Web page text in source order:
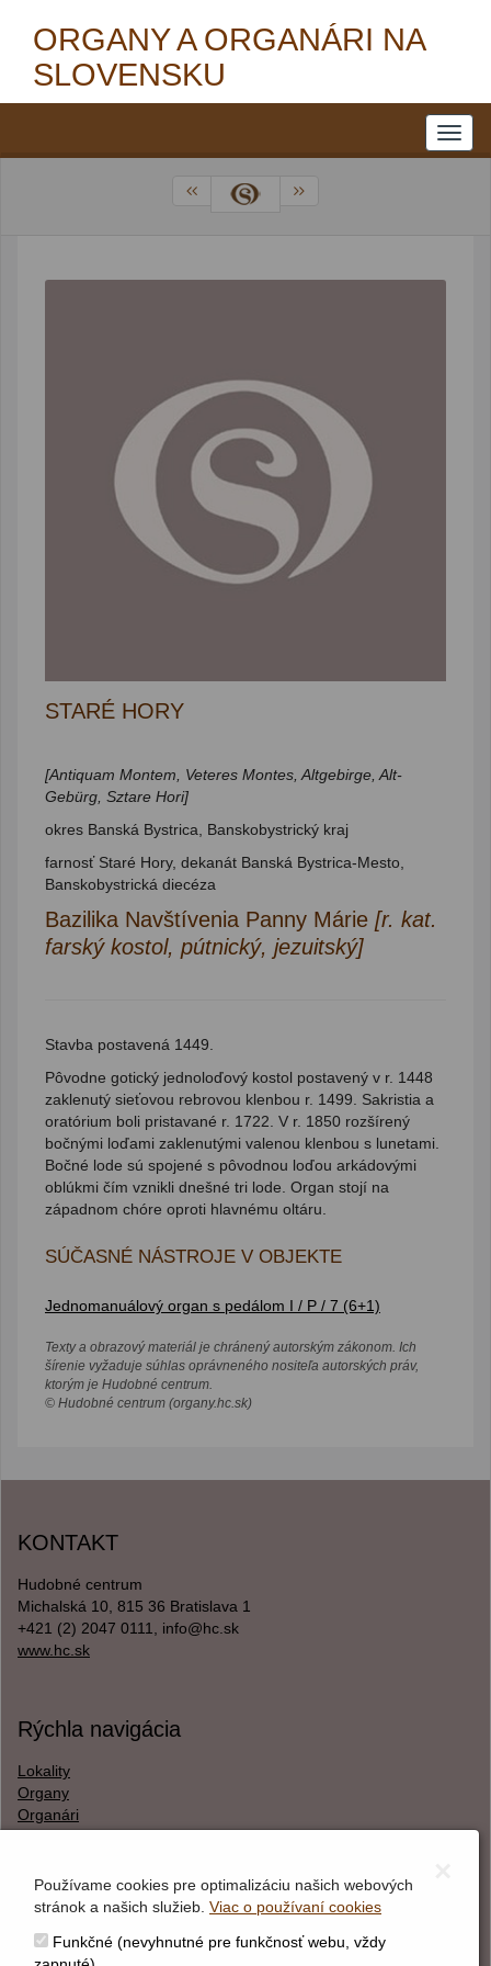
ORGANY A ORGANÁRI NA
SLOVENSKU
STARÉ HORY
[Antiquam Montem, Veteres Montes, Altgebirge, Alt-
Gebürg, Sztare Hori]
okres Banská Bystrica, Banskobystrický kraj
farnosť Staré Hory, dekanát Banská Bystrica-Mesto,
Banskobystrická diecéza
Bazilika Navštívenia Panny Márie [r. kat.
farský kostol, pútnický, jezuitský]
Stavba postavená 1449.
Pôvodne gotický jednoloďový kostol postavený v r. 1448
zaklenutý sieťovou rebrovou klenbou r. 1499. Sakristia a
oratórium boli pristavané r. 1722. V r. 1850 rozšírený
bočnými loďami zaklenutými valenou klenbou s lunetami.
Bočné lode sú spojené s pôvodnou loďou arkádovými
oblúkmi čím vznikli dnešné tri lode. Organ stojí na
západnom chóre oproti hlavnému oltáru.
SÚČASNÉ NÁSTROJE V OBJEKTE
Jednomanuálový organ s pedálom I / P / 7 (6+1)
Texty a obrazový materiál je chránený autorským zákonom. Ich
šírenie vyžaduje súhlas oprávneného nositeľa autorských práv,
ktorým je Hudobné centrum.
© Hudobné centrum (organy.hc.sk)
KONTAKT
Hudobné centrum
Michalská 10, 815 36 Bratislava 1
+421 (2) 2047 0111, info@hc.sk
www.hc.sk
Rýchla navigácia
Lokality
Organy
Organári
O webstránke
Správca obsahu
Používame cookies pre optimalizáciu našich webových
stránok a našich služieb. Viac o používaní cookies
Funkčné (nevyhnutné pre funkčnosť webu, vždy